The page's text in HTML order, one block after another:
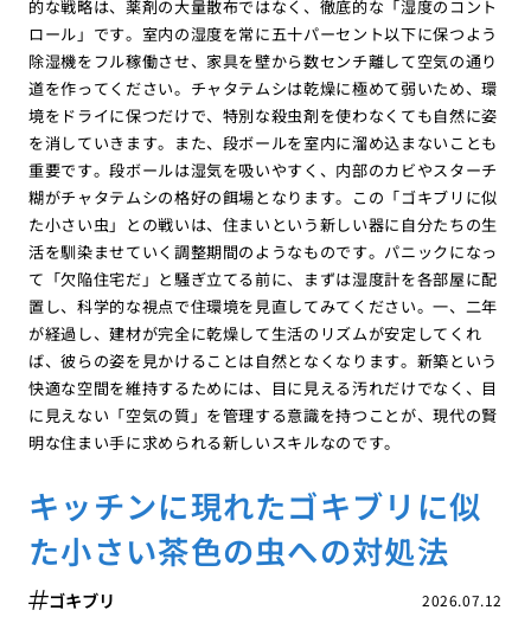
的な戦略は、薬剤の大量散布ではなく、徹底的な「湿度のコント
ロール」です。室内の湿度を常に五十パーセント以下に保つよう
除湿機をフル稼働させ、家具を壁から数センチ離して空気の通り
道を作ってください。チャタテムシは乾燥に極めて弱いため、環
境をドライに保つだけで、特別な殺虫剤を使わなくても自然に姿
を消していきます。また、段ボールを室内に溜め込まないことも
重要です。段ボールは湿気を吸いやすく、内部のカビやスターチ
糊がチャタテムシの格好の餌場となります。この「ゴキブリに似
た小さい虫」との戦いは、住まいという新しい器に自分たちの生
活を馴染ませていく調整期間のようなものです。パニックになっ
て「欠陥住宅だ」と騒ぎ立てる前に、まずは湿度計を各部屋に配
置し、科学的な視点で住環境を見直してみてください。一、二年
が経過し、建材が完全に乾燥して生活のリズムが安定してくれ
ば、彼らの姿を見かけることは自然となくなります。新築という
快適な空間を維持するためには、目に見える汚れだけでなく、目
に見えない「空気の質」を管理する意識を持つことが、現代の賢
明な住まい手に求められる新しいスキルなのです。
キッチンに現れたゴキブリに似
た小さい茶色の虫への対処法
2026.07.12
ゴキブリ